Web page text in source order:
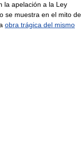
la apelación a la Ley
se muestra en el mito de
obra trágica del mismo